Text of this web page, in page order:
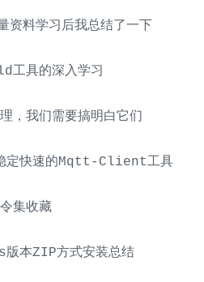
资料学习后我总结了一下
具的深入学习
，我们需要搞明白它们
定快速的Mqtt-Client工具
集收藏
本ZIP方式安装总结